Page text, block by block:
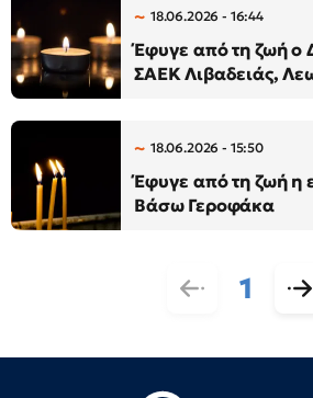
18.06.2026 - 16:44
Έφυγε από τη ζωή ο
ΣΑΕΚ Λιβαδειάς,
18.06.2026 - 15:50
Έφυγε από τη ζωή η
Βάσω Γεροφάκα
1